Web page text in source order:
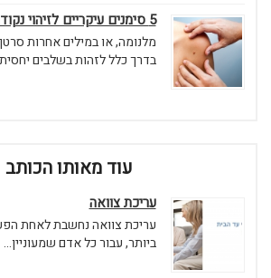
5 סימנים עיקריים לזיהוי נקודת חן חשודה
מלנומה, או במילים אחרות
בדרך כלל לזהות בשלבים
עוד מאותו הכותב
עריכת צוואה
עריכת צוואה נחשבת לאחת
ביותר, עבור כל אדם שמעוניין...